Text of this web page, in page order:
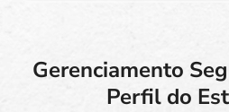
Gerenciamento
Perfil do